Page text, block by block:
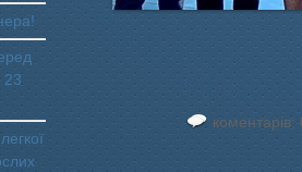
23
коментарів: